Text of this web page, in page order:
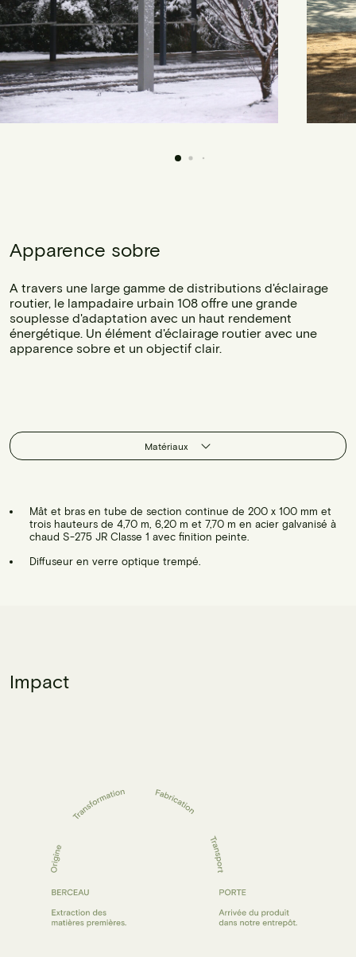
Apparence sobre
A travers une large gamme de distributions d'éclairage
routier, le lampadaire urbain 108 offre une grande
souplesse d'adaptation avec un haut rendement
énergétique. Un élément d'éclairage routier avec une
apparence sobre et un objectif clair.
Matériaux
Mât et bras en tube de section continue de 200 x 100 mm et
trois hauteurs de 4,70 m, 6,20 m et 7,70 m en acier galvanisé à
chaud S-275 JR Classe 1 avec finition peinte.
Diffuseur en verre optique trempé.
Impact